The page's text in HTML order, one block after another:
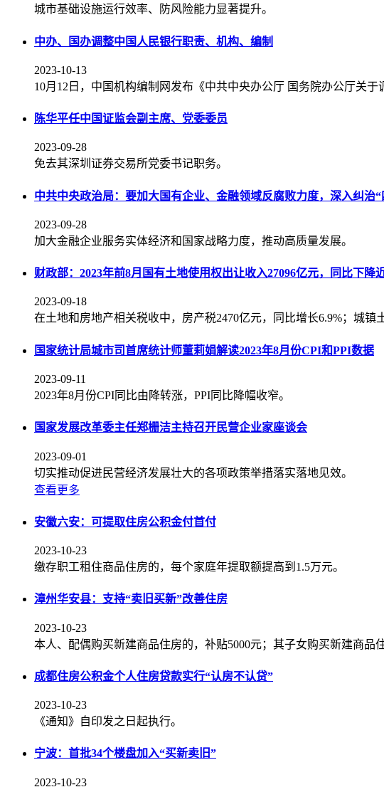
城市基础设施运行效率、防风险能力显著提升。
中办、国办调整中国人民银行职责、机构、编制
2023-10-13
10月12日，中国机构编制网发布《中共中央办公厅 国务院办公厅关于
陈华平任中国证监会副主席、党委委员
2023-09-28
免去其深圳证券交易所党委书记职务。
中共中央政治局：要加大国有企业、金融领域反腐败力度，深入纠治“
2023-09-28
加大金融企业服务实体经济和国家战略力度，推动高质量发展。
财政部：2023年前8月国有土地使用权出让收入27096亿元，同比下降
2023-09-18
在土地和房地产相关税收中，房产税2470亿元，同比增长6.9%；城
国家统计局城市司首席统计师董莉娟解读2023年8月份CPI和PPI数据
2023-09-11
2023年8月份CPI同比由降转涨，PPI同比降幅收窄。
国家发展改革委主任郑栅洁主持召开民营企业家座谈会
2023-09-01
切实推动促进民营经济发展壮大的各项政策举措落实落地见效。
查看更多
安徽六安：可提取住房公积金付首付
2023-10-23
缴存职工租住商品住房的，每个家庭年提取额提高到1.5万元。
漳州华安县：支持“卖旧买新”改善住房
2023-10-23
本人、配偶购买新建商品住房的，补贴5000元；其子女购买新建商品
成都住房公积金个人住房贷款实行“认房不认贷”
2023-10-23
《通知》自印发之日起执行。
宁波：首批34个楼盘加入“买新卖旧”
2023-10-23